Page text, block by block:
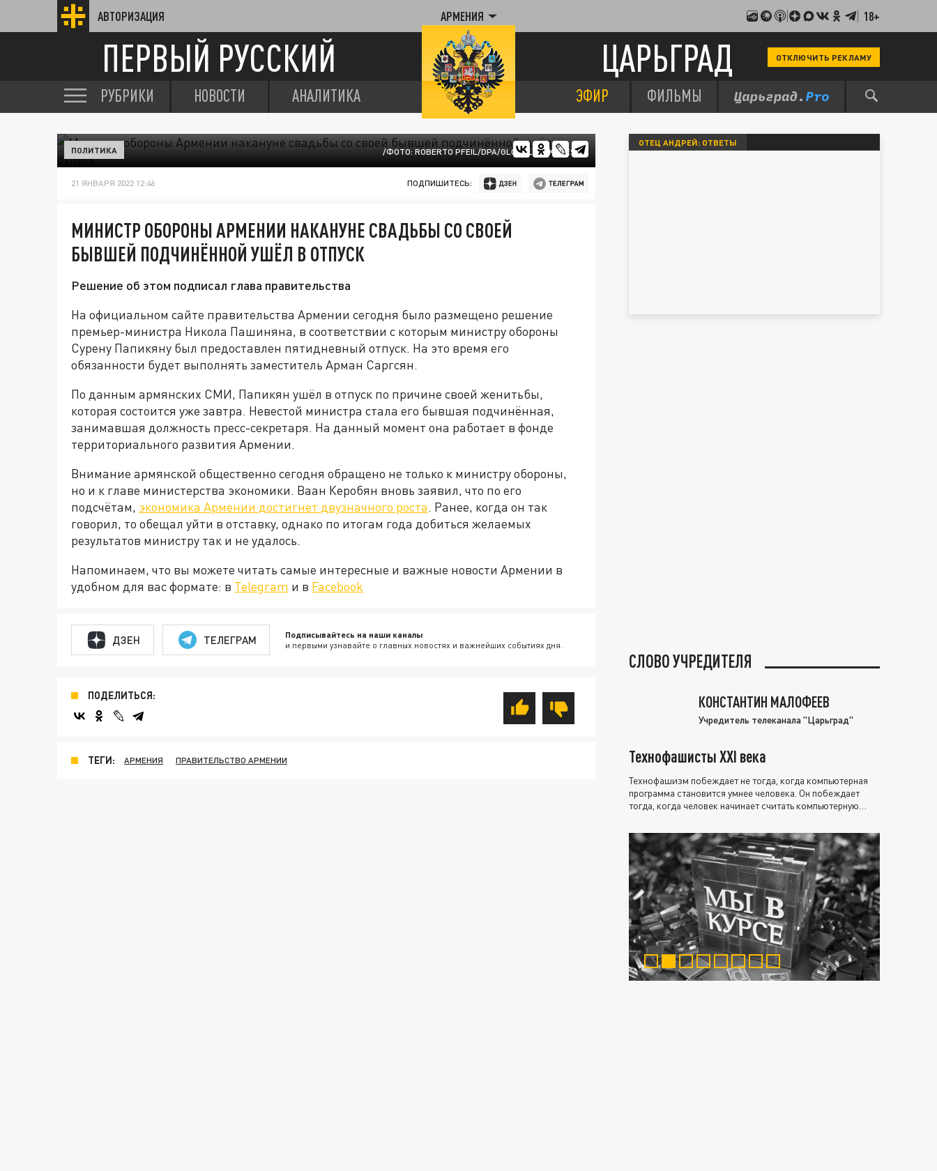
АВТОРИЗАЦИЯ АРМЕНИЯ 18+
ПЕРВЫЙ РУССКИЙ ЦАРЬГРАД ОТКЛЮЧИТЬ РЕКЛАМУ
РУБРИКИ НОВОСТИ АНАЛИТИКА ЭФИР ФИЛЬМЫ
/ФОТО: ROBERTO PFEIL/DPA/GLOBALLOOKPRESS
ПОЛИТИКА
21 ЯНВАРЯ 2022 12:46 ПОДПИШИТЕСЬ:
МИНИСТР ОБОРОНЫ АРМЕНИИ НАКАНУНЕ СВАДЬБЫ СО СВОЕЙ
БЫВШЕЙ ПОДЧИНЁННОЙ УШЁЛ В ОТПУСК
Решение об этом подписал глава правительства
На официальном сайте правительства Армении сегодня было размещено решение
премьер-министра Никола Пашиняна, в соответствии с которым министру обороны
Сурену Папикяну был предоставлен пятидневный отпуск. На это время его
обязанности будет выполнять заместитель Арман Саргсян.
По данным армянских СМИ, Папикян ушёл в отпуск по причине своей женитьбы,
которая состоится уже завтра. Невестой министра стала его бывшая подчинённая,
занимавшая должность пресс-секретаря. На данный момент она работает в фонде
территориального развития Армении.
Внимание армянской общественно сегодня обращено не только к министру обороны,
но и к главе министерства экономики. Ваан Керобян вновь заявил, что по его
подсчётам, экономика Армении достигнет двузначного роста. Ранее, когда он так
говорил, то обещал уйти в отставку, однако по итогам года добиться желаемых
результатов министру так и не удалось.
Напоминаем, что вы можете читать самые интересные и важные новости Армении в
удобном для вас формате: в Telegram и в Facebook
ДЗЕН ТЕЛЕГРАМ Подписывайтесь на наши каналы
и первыми узнавайте о главных новостях и важнейших событиях дня.
ПОДЕЛИТЬСЯ:
ТЕГИ: АРМЕНИЯ ПРАВИТЕЛЬСТВО АРМЕНИИ
ОТЕЦ АНДРЕЙ: ОТВЕТЫ
СЛОВО УЧРЕДИТЕЛЯ
КОНСТАНТИН МАЛОФЕЕВ
Учредитель телеканала "Царьград"
Технофашисты XXI века
Технофашизм побеждает не тогда, когда компьютерная
программа становится умнее человека. Он побеждает
тогда, когда человек начинает считать компьютерную